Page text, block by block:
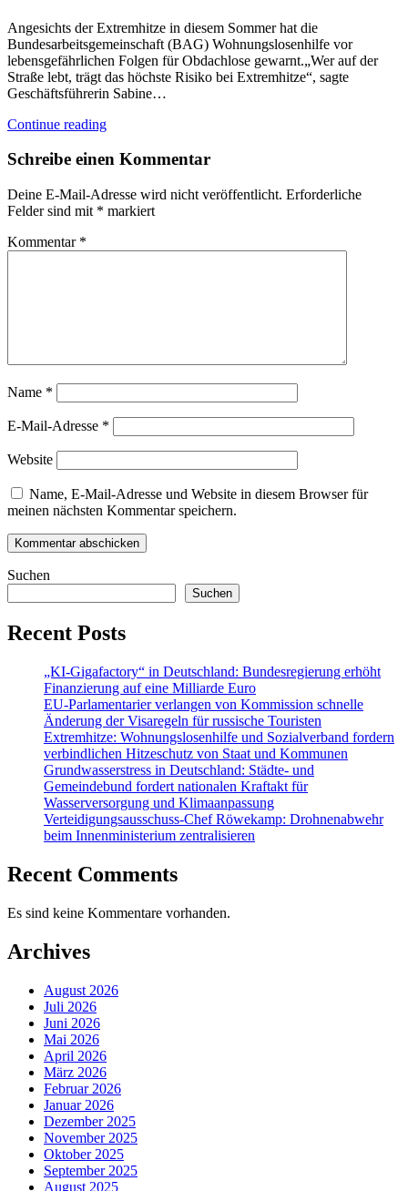
Angesichts der Extremhitze in diesem Sommer hat die
Bundesarbeitsgemeinschaft (BAG) Wohnungslosenhilfe vor
lebensgefährlichen Folgen für Obdachlose gewarnt.„Wer auf der
Straße lebt, trägt das höchste Risiko bei Extremhitze“, sagte
Geschäftsführerin Sabine…
Continue reading
Schreibe einen Kommentar
Deine E-Mail-Adresse wird nicht veröffentlicht. Erforderliche
Felder sind mit * markiert
Kommentar *
Name *
E-Mail-Adresse *
Website
Name, E-Mail-Adresse und Website in diesem Browser für
meinen nächsten Kommentar speichern.
Suchen
Suchen
Recent Posts
„KI-Gigafactory“ in Deutschland: Bundesregierung erhöht
Finanzierung auf eine Milliarde Euro
EU-Parlamentarier verlangen von Kommission schnelle
Änderung der Visaregeln für russische Touristen
Extremhitze: Wohnungslosenhilfe und Sozialverband fordern
verbindlichen Hitzeschutz von Staat und Kommunen
Grundwasserstress in Deutschland: Städte- und
Gemeindebund fordert nationalen Kraftakt für
Wasserversorgung und Klimaanpassung
Verteidigungsausschuss-Chef Röwekamp: Drohnenabwehr
beim Innenministerium zentralisieren
Recent Comments
Es sind keine Kommentare vorhanden.
Archives
August 2026
Juli 2026
Juni 2026
Mai 2026
April 2026
März 2026
Februar 2026
Januar 2026
Dezember 2025
November 2025
Oktober 2025
September 2025
August 2025